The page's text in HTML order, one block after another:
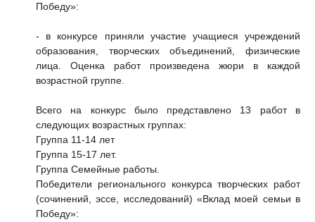
Победу»:
- в конкурсе приняли участие учащиеся учреждений
образования, творческих объединений, физические
лица. Оценка работ произведена жюри в каждой
возрастной группе.
Всего на конкурс было представлено 13 работ в
следующих возрастных группах:
Группа 11-14 лет
Группа 15-17 лет.
Группа Семейные работы.
Победители регионального конкурса творческих работ
(сочинений, эссе, исследований) «Вклад моей семьи в
Победу»: